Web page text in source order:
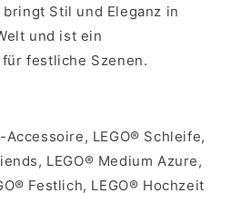
Stil und Eleganz in
und ist ein
festliche Szenen.
Accessoire, LEGO® Schleife,
LEGO® Medium Azure,
Festlich, LEGO® Hochzeit